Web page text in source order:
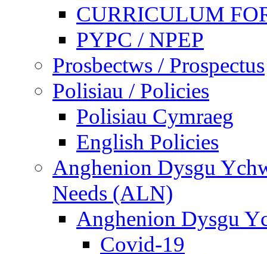
CURRICULUM
PYPC / NPEP
Prosbectws / Prospectus
Polisiau / Policies
Polisiau Cymraeg
English Policies
Anghenion Dysgu
Needs (ALN)
Anghenion Dysgu
Covid-19